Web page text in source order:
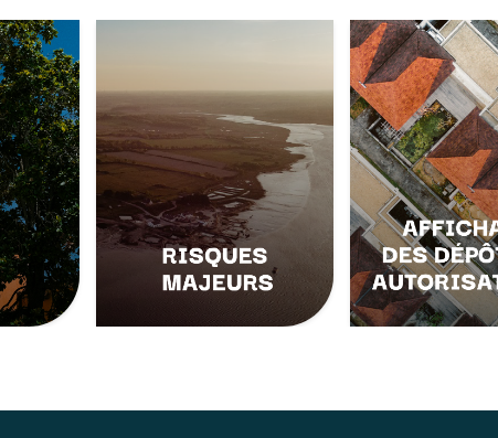
de
en
d’un…
Les risques majeurs se
définissent comme la «
possibilité d’un
événement d’origine
naturelle ou…
Depuis le 1er
2022, la liste
et
au titre de
ne sont plus